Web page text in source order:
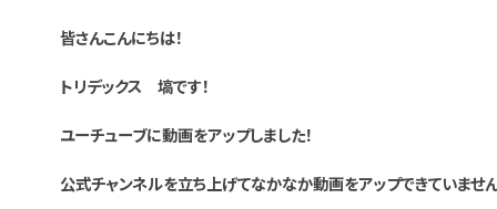
皆さんこんにちは！
トリデックス 塙です！
ユーチューブに動画をアップしました！
公式チャンネルを立ち上げてなかなか動画をアップできていませ